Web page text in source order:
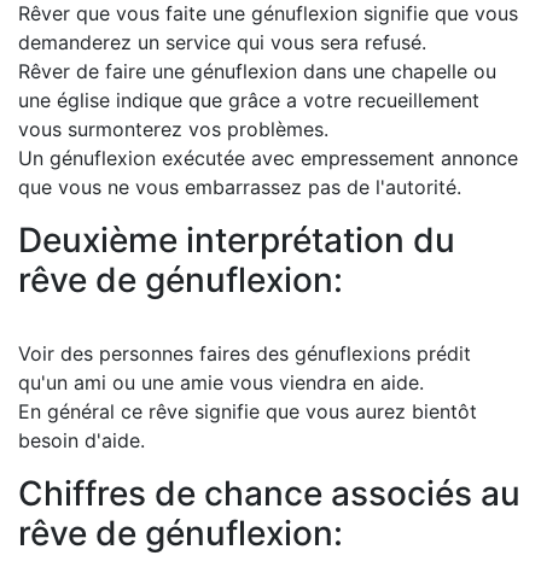
Rêver que vous faite une génuflexion signifie que vous
demanderez un service qui vous sera refusé.
Rêver de faire une génuflexion dans une chapelle ou
une église indique que grâce a votre recueillement
vous surmonterez vos problèmes.
Un génuflexion exécutée avec empressement annonce
que vous ne vous embarrassez pas de l'autorité.
Deuxième interprétation du
rêve de génuflexion:
Voir des personnes faires des génuflexions prédit
qu'un ami ou une amie vous viendra en aide.
En général ce rêve signifie que vous aurez bientôt
besoin d'aide.
Chiffres de chance associés au
rêve de génuflexion: